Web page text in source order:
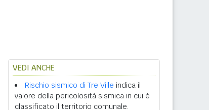
VEDI ANCHE
Rischio sismico di Tre Ville indica il
valore della pericolosità sismica in cui è
classificato il territorio comunale.